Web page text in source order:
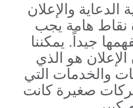
الدعاية والإعلان
هامة يجب
جيداً. يمكننا
هو الذي
والخدمات التي
صغيرة كانت